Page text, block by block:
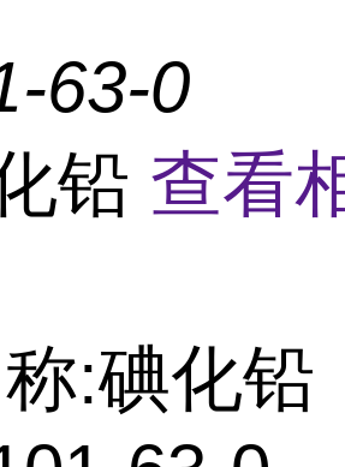
63-0
铅 查看
:碘化铅